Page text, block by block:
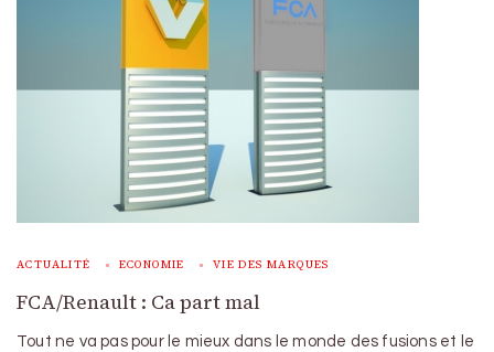
ACTUALITÉ ECONOMIE VIE DES MARQUES
FCA/Renault : Ca part mal
Tout ne va pas pour le mieux dans le monde des fusions et le